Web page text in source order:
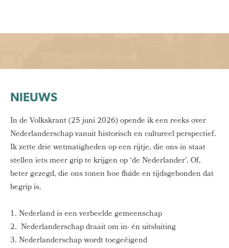
NIEUWS
In de Volkskrant (25 juni 2026) opende ik een reeks over
Nederlanderschap vanuit historisch en cultureel perspectief.
Ik zette drie wetmatigheden op een rijtje, die ons in staat
stellen iets meer grip te krijgen op ‘de Nederlander’. Of,
beter gezegd, die ons tonen hoe fluïde en tijdsgebonden dat
begrip is.
1. Nederland is een verbeelde gemeenschap
2. Nederlanderschap draait om in- én uitsluiting
3. Nederlanderschap wordt toegeëigend